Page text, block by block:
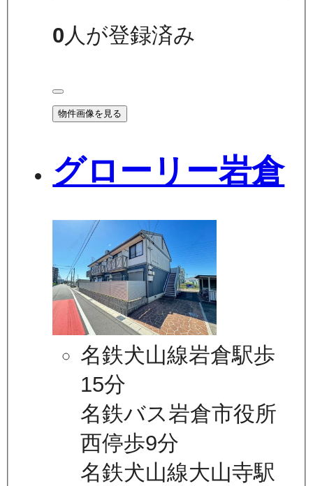
0 人が登録済み
物件画像を見る
グローリー岩倉
名鉄犬山線岩倉駅歩
15分
名鉄バス岩倉市役所
西停歩9分
名鉄犬山線大山寺駅